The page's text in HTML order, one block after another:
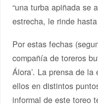
“una turba apiñada se
estrecha, le rinde
Por estas fechas
compañía de toreros
Álora’. La prensa de
ellos en distintos
informal de este toreo